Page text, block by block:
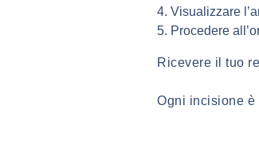
Visualizzare
Procedere
Ricevere il tuo
Ogni incisione è